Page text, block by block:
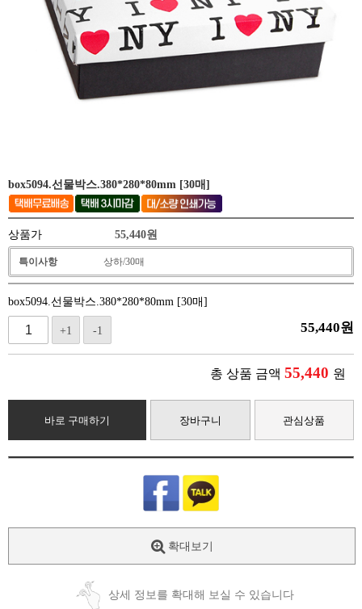
box5094.선물박스.380*280*80mm [30매]
상품가 55,440원
특이사항 상하/30매
box5094.선물박스.380*280*80mm [30매]
+1 -1 55,440원
총 상품 금액 55,440 원
바로 구매하기 장바구니 관심상품
확대보기
상세 정보를 확대해 보실 수 있습니다